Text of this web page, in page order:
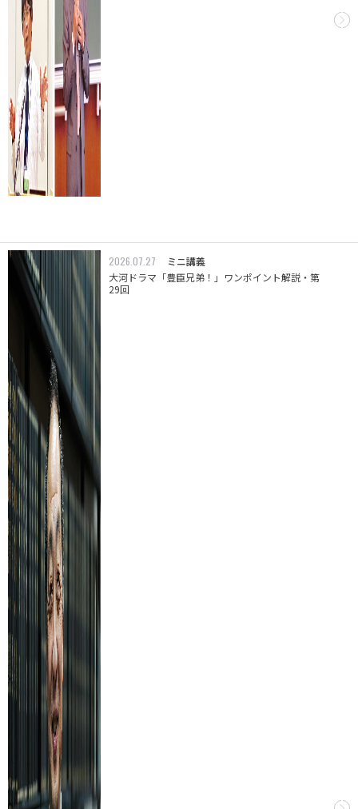
2026.07.27
ミニ講義
大河ドラマ「豊臣兄弟！」ワンポイント解説・第
29回